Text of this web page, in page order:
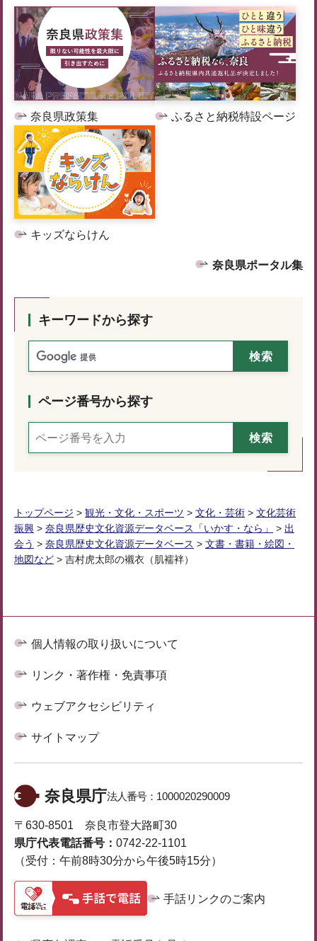
奈良県政策集 ふるさと納税特設ページ
キッズならけん
奈良県ポータル集
キーワードから探す
ページ番号から探す
トップページ > 観光・文化・スポーツ > 文化・芸術 > 文化芸術
振興 > 奈良県歴史文化資源データベース「いかす・なら」 > 出
会う > 奈良県歴史文化資源データベース > 文書・書籍・絵図・
地図など > 吉村虎太郎の襯衣（肌襦袢）
個人情報の取り扱いについて
リンク・著作権・免責事項
ウェブアクセシビリティ
サイトマップ
奈良県庁法人番号： 1000020290009
〒630-8501 奈良市登大路町30
県庁代表電話番号： 0742-22-1101
（受付：午前8時30分から午後5時15分）
手話リンクのご案内